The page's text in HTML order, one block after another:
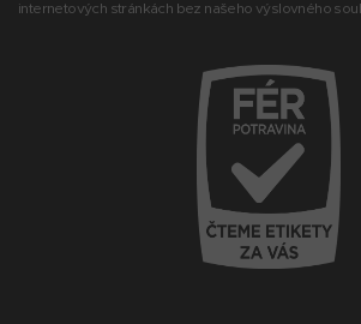
internetových stránkách bez našeho výslovného